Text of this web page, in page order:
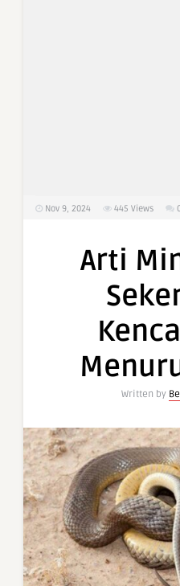
Nov 9, 2024 445 Views
Arti
Written by